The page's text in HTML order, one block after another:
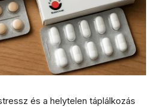
és a helytelen táplálkozás